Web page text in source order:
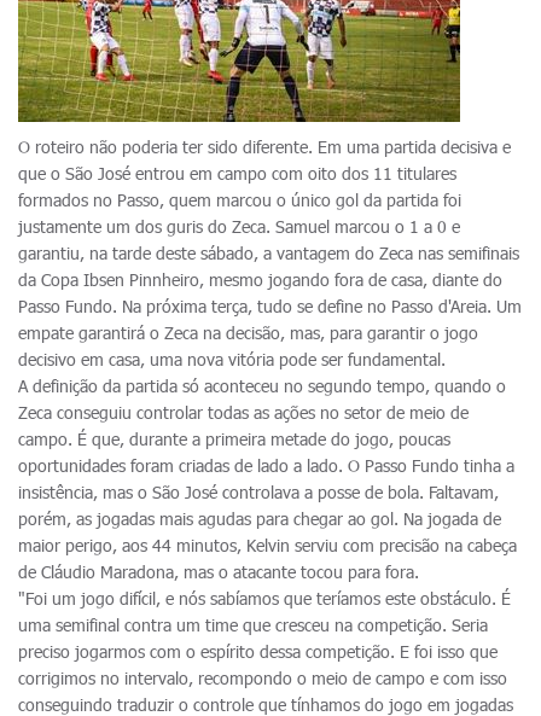
O roteiro não poderia ter sido diferente. Em uma partida decisiva e
que o São José entrou em campo com oito dos 11 titulares
formados no Passo, quem marcou o único gol da partida foi
justamente um dos guris do Zeca. Samuel marcou o 1 a 0 e
garantiu, na tarde deste sábado, a vantagem do Zeca nas semifinais
da Copa Ibsen Pinnheiro, mesmo jogando fora de casa, diante do
Passo Fundo. Na próxima terça, tudo se define no Passo d'Areia. Um
empate garantirá o Zeca na decisão, mas, para garantir o jogo
decisivo em casa, uma nova vitória pode ser fundamental.
A definição da partida só aconteceu no segundo tempo, quando o
Zeca conseguiu controlar todas as ações no setor de meio de
campo. É que, durante a primeira metade do jogo, poucas
oportunidades foram criadas de lado a lado. O Passo Fundo tinha a
insistência, mas o São José controlava a posse de bola. Faltavam,
porém, as jogadas mais agudas para chegar ao gol. Na jogada de
maior perigo, aos 44 minutos, Kelvin serviu com precisão na cabeça
de Cláudio Maradona, mas o atacante tocou para fora.
"Foi um jogo difícil, e nós sabíamos que teríamos este obstáculo. É
uma semifinal contra um time que cresceu na competição. Seria
preciso jogarmos com o espírito dessa competição. E foi isso que
corrigimos no intervalo, recompondo o meio de campo e com isso
conseguindo traduzir o controle que tínhamos do jogo em jogadas